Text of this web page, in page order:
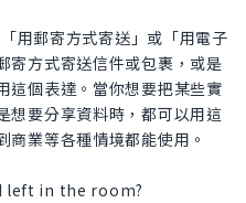
用郵寄方式寄送」或「用電子
寄方式寄送信件或包裹，或是
這個表達。當你想要把某些實
想要分享資料時，都可以用這
業等各種情境都能使用。
left in the room?